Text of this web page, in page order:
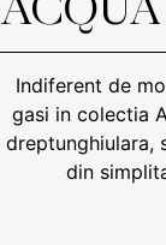
Indiferent de
gasi in colectia
dreptunghiulara,
din